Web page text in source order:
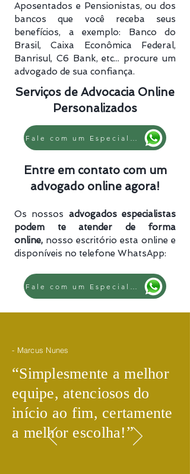
Aposentados e Pensionistas, ou dos
bancos que você receba seus
benefícios, a exemplo: Banco do
Brasil, Caixa Econômica Federal,
Banrisul, C6 Bank, etc... procure um
advogado de sua confiança.
Serviços de Advocacia Online
Personalizados
Entre em contato com um
advogado online agora!
Os nossos advogados especialistas
podem te atender de forma
online, nosso escritório esta online e
disponíveis no telefone WhatsApp:
- Marcus Nunes
​“Simplesmente a melhor
equipe, atenciosos do
início ao fim, certamente
a melhor escolha!​”